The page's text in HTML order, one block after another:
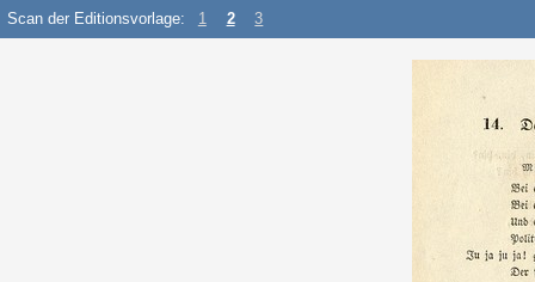
Scan der Editionsvorlage: 1 2 3